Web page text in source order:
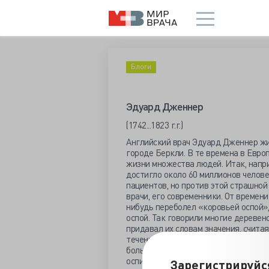
Блоги
Эдуард Дженнер
(1742...1823 г.г.)
Английский врач Эдуард Дженнер
городе Беркли. В те времена в
жизни множества людей. Итак,
достигло около 60 миллионов
пациентов, но против этой
врачи, его современники. От
нибудь переболел «коровьей
оспой. Так говорили многие
придавал их словам значения,
течением времени он убедился, что
большинстве случаев это были
оспинами, остающимися после